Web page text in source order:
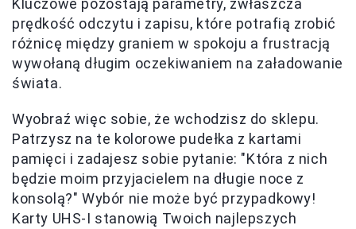
Kluczowe pozostają parametry, zwłaszcza
prędkość odczytu i zapisu, które potrafią zrobić
różnicę między graniem w spokoju a frustracją
wywołaną długim oczekiwaniem na załadowanie
świata.
Wyobraź więc sobie, że wchodzisz do sklepu.
Patrzysz na te kolorowe pudełka z kartami
pamięci i zadajesz sobie pytanie: "Która z nich
będzie moim przyjacielem na długie noce z
konsolą?" Wybór nie może być przypadkowy!
Karty UHS-I stanowią Twoich najlepszych